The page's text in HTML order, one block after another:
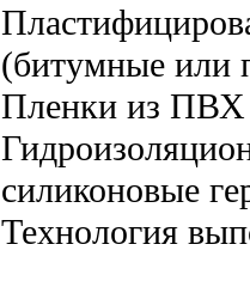
(битумные или
Пленки из
силиконовые
Технология